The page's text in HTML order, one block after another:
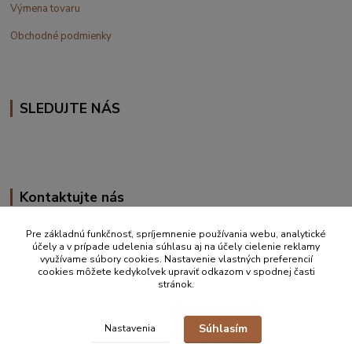
Výmena tovaru
Obchodné podmienky
SLEDUJTE NÁS
Kontaktujte nás
+420 777 610 855
info@vakynaspanie.sk
Pre základnú funkčnosť, spríjemnenie používania webu, analytické
účely a v prípade udelenia súhlasu aj na účely cielenie reklamy
využívame súbory cookies. Nastavenie vlastných preferencií
cookies môžete kedykoľvek upraviť odkazom v spodnej časti
stránok.
Nastavenia Súhlasím